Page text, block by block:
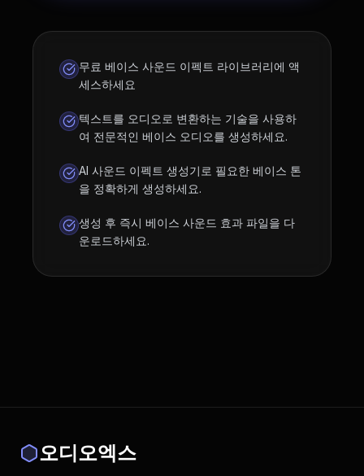
무료 베이스 사운드 이펙트 라이브러리에 액
세스하세요
텍스트를 오디오로 변환하는 기술을 사용하
여 전문적인 베이스 오디오를 생성하세요.
AI 사운드 이펙트 생성기로 필요한 베이스 톤
을 정확하게 생성하세요.
생성 후 즉시 베이스 사운드 효과 파일을 다
운로드하세요.
오디오엑스